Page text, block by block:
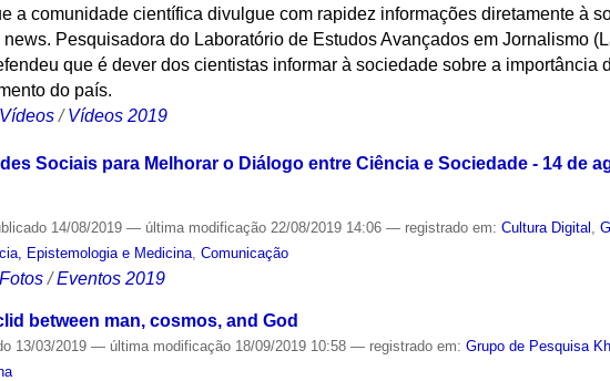
a comunidade científica divulgue com rapidez informações diretamente à
Pesquisadora do Laboratório de Estudos Avançados em Jornalismo
que é dever dos cientistas informar à sociedade sobre a importância
do país.
Vídeos /Vídeos 2019
Sociais para Melhorar o Diálogo entre Ciência e Sociedade - 14 de
14/08/2019— última modificação 22/08/2019 14:06— registrado em:Cultura Digital ,
Epistemologia e Medicina ,Comunicação
Fotos /Eventos 2019
between man, cosmos, and God
13/03/2019— última modificação 18/09/2019 10:58— registrado em:Grupo de Pesquisa